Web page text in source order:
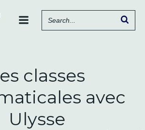
contenu
classes
avec
Ulysse